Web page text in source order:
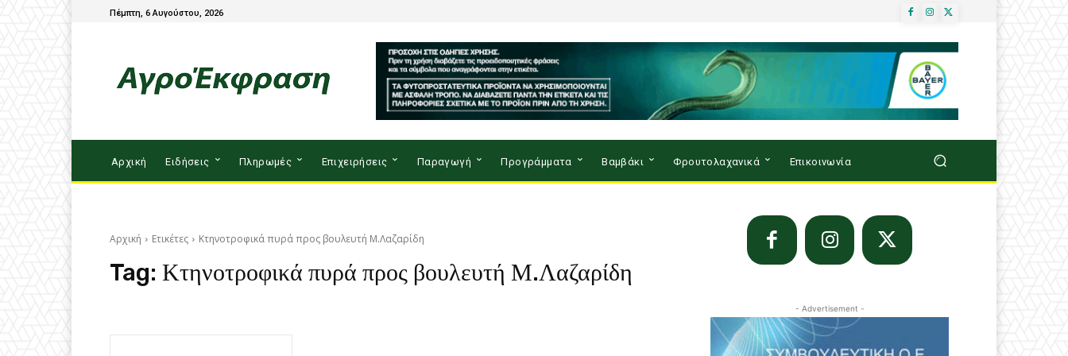
Πέμπτη, 6 Αυγούστου, 2026
Αρχική Ειδήσεις Πληρωμές Επιχειρήσεις Παραγωγή Προγράμματα Βαμβάκι Φρουτολαχανικά Επικοινωνία
Αρχική Ετικέτες Κτηνοτροφικά πυρά προς βουλευτή Μ.Λαζαρίδη
Tag: Κτηνοτροφικά πυρά προς βουλευτή Μ.Λαζαρίδη
- Advertisement -